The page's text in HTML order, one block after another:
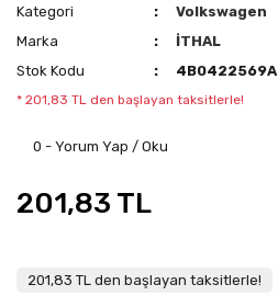
Kategori
Volkswagen
Marka
İTHAL
Stok Kodu
4B0422569A
* 201,83 TL den başlayan taksitlerle!
0 - Yorum Yap / Oku
201,83 TL
201,83 TL den başlayan taksitlerle!